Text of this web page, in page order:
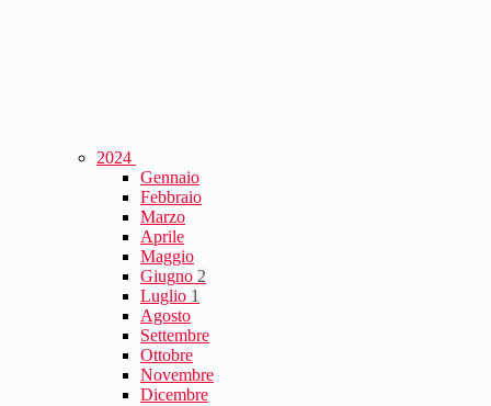
2024
Gennaio
Febbraio
Marzo
Aprile
Maggio
Giugno 2
Luglio 1
Agosto
Settembre
Ottobre
Novembre
Dicembre